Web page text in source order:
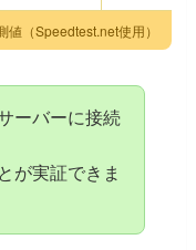
（Speedtest.net使用）
ーバーに接続
が実証できま